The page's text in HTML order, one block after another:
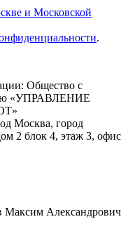
и Московской
.
Общество с
«УПРАВЛЕНИЕ
Москва, город
2 блок 4, этаж 3, офис
Максим Александрович